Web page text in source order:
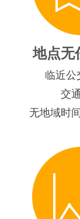
地点无
临近公
交
无地域时